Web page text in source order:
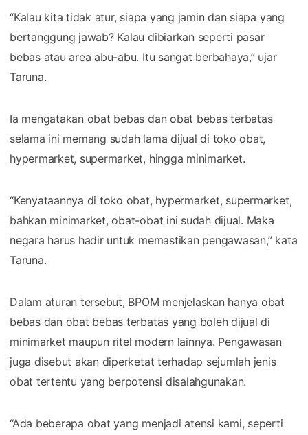
“Kalau kita tidak atur, siapa yang jamin dan siapa yang
bertanggung jawab? Kalau dibiarkan seperti pasar
bebas atau area abu-abu. Itu sangat berbahaya,” ujar
Taruna.
Ia mengatakan obat bebas dan obat bebas terbatas
selama ini memang sudah lama dijual di toko obat,
hypermarket, supermarket, hingga minimarket.
“Kenyataannya di toko obat, hypermarket, supermarket,
bahkan minimarket, obat-obat ini sudah dijual. Maka
negara harus hadir untuk memastikan pengawasan,” kata
Taruna.
Dalam aturan tersebut, BPOM menjelaskan hanya obat
bebas dan obat bebas terbatas yang boleh dijual di
minimarket maupun ritel modern lainnya. Pengawasan
juga disebut akan diperketat terhadap sejumlah jenis
obat tertentu yang berpotensi disalahgunakan.
“Ada beberapa obat yang menjadi atensi kami, seperti